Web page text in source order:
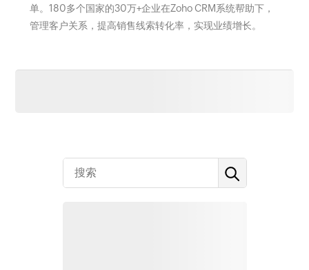
单。180多个国家的30万+企业在Zoho CRM系统帮助下，
管理客户关系，提高销售线索转化率，实现业绩增长。